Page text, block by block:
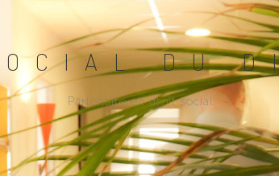
DU
Partenaire en droit social